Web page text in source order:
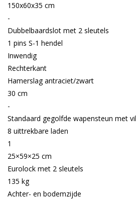
150x60x35 cm
-
Dubbelbaardslot met 2 sleutels
1 pins S-1 hendel
Inwendig
Rechterkant
Hamerslag antraciet/zwart
30 cm
-
Standaard gegolfde wapensteun met
8 uittrekbare laden
1
25×59×25 cm
Eurolock met 2 sleutels
135 kg
Achter- en bodemzijde